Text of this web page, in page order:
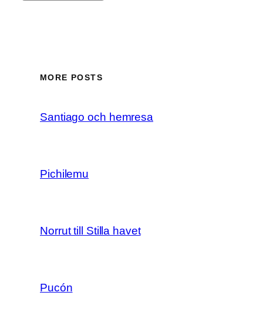
MORE POSTS
Santiago och hemresa
Pichilemu
Norrut till Stilla havet
Pucón